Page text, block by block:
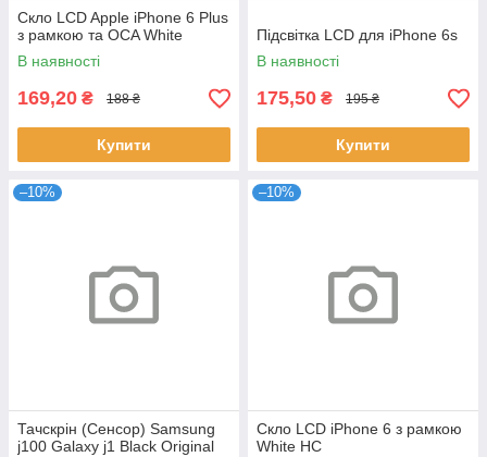
Скло LCD Apple iPhone 6 Plus
з рамкою та OCA White
В наявності
169,20 ₴ 188 ₴
Купити
Підсвітка LCD для iPhone 6s
В наявності
175,50 ₴ 195 ₴
Купити
–10%
Тачскрін (Сенсор) Samsung
j100 Galaxy j1 Black Original
–10%
Скло LCD iPhone 6 з рамкою
White HC